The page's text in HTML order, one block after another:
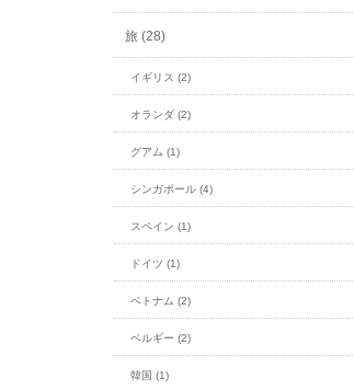
旅 (28)
イギリス (2)
オランダ (2)
グアム (1)
シンガポール (4)
スペイン (1)
ドイツ (1)
ベトナム (2)
ベルギー (2)
韓国 (1)